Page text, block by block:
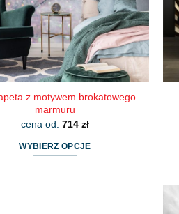
stronie
produktu
z motywem brokatowego
marmuru
cena od: 714 zł
WYBIERZ OPCJE